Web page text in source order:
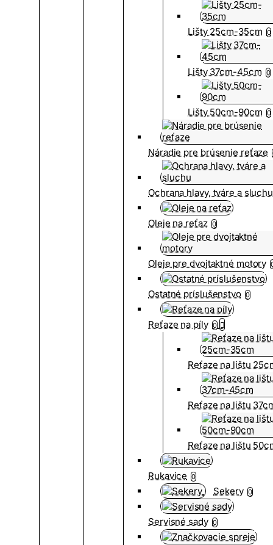
Lišty 25cm-35cm 0
Lišty 37cm-45cm 0
Lišty 50cm-90cm 0
Náradie pre brúsenie reťaze
Ochrana hlavy, tváre a sluchu
Oleje na reťaz 0
Oleje pre dvojtaktné motory
Ostatné príslušenstvo 0
Reťaze na píly 0
Reťaze na lištu
Reťaze na lištu
Reťaze na lištu
Rukavice 0
Sekery 0
Servisné sady 0